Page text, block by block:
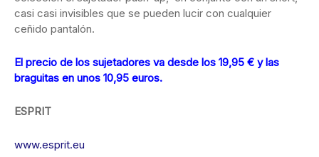
casi casi invisibles que se pueden lucir con cualquier
ceñido pantalón.
El precio de los sujetadores va desde los 19,95 € y las
braguitas en unos 10,95 euros.
ESPRIT
www.esprit.eu